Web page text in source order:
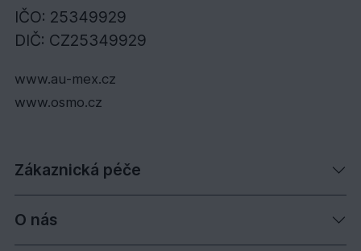
IČO: 25349929
DIČ: CZ25349929
www.au-mex.cz
www.osmo.cz
Zákaznická péče
O nás